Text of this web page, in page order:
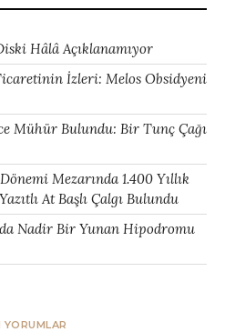
Hâlâ Açıklanamıyor
İzleri: Melos Obsidyeni
Mühür Bulundu: Bir Tunç Çağı
Mezarında 1.400 Yıllık
At Başlı Çalgı Bulundu
Nadir Bir Yunan Hipodromu
YORUMLAR